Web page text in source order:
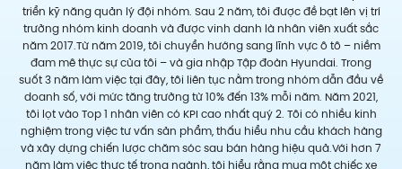
triển kỹ năng quản lý đội nhóm. Sau 2 năm, tôi được đề bạt lên vị trí
trưởng nhóm kinh doanh và được vinh danh là nhân viên xuất sắc
năm 2017.Từ năm 2019, tôi chuyển hướng sang lĩnh vực ô tô – niềm
đam mê thực sự của tôi – và gia nhập Tập đoàn Hyundai. Trong
suốt 3 năm làm việc tại đây, tôi liên tục nằm trong nhóm dẫn đầu về
doanh số, với mức tăng trưởng từ 10% đến 13% mỗi năm. Năm 2021,
tôi lọt vào Top 1 nhân viên có KPI cao nhất quý 2. Tôi có nhiều kinh
nghiệm trong việc tư vấn sản phẩm, thấu hiểu nhu cầu khách hàng
và xây dựng chiến lược chăm sóc sau bán hàng hiệu quả.Với hơn 7
năm làm việc thực tế trong ngành, tôi hiểu rằng mua một chiếc xe